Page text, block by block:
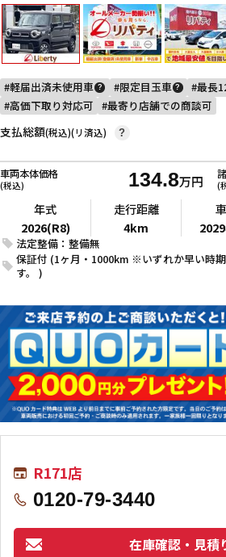
軽届出済未使用車 ? 限定目玉車 ?
最長
高価下取り対応可
最寄り店舗での商談可
支払総額(税込)(リ済込) ?
車両本体価格
(税込) 134.8万円 (
法定整備：整備無
保証付 (1ヶ月・1000km ※いずれか早い時
す。 )
年式
2026(R8)
走行距離
4km
R171店
0120-79-3440
在庫確認・見積